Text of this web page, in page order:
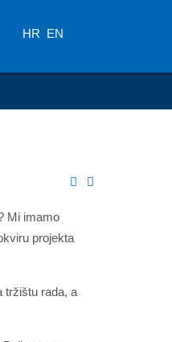
HR EN
Mi imamo
projekta
tržištu rada, a